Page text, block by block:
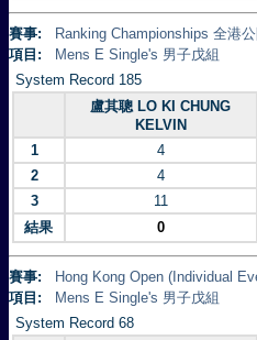
賽事:
Ranking Championships 全港
項目:
Mens E Single's 男子戊組
System Record 185
盧其聰 LO KI CHUNG
KELVIN
1 4
2
4
3
11
結果
0
賽事:
Hong Kong Open (Individual
項目:
Mens E Single's 男子戊組
System Record 68